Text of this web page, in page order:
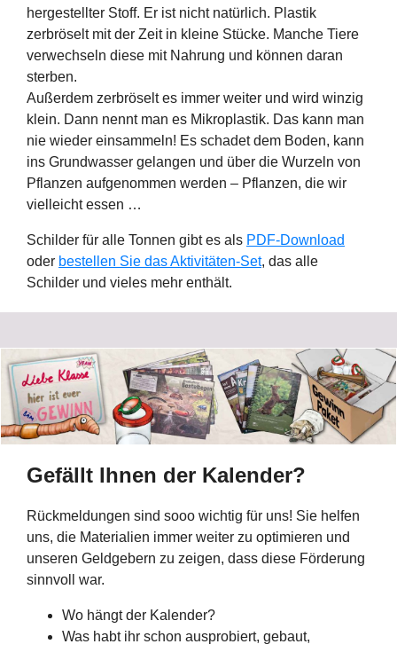
hergestellter Stoff. Er ist nicht natürlich. Plastik
zerbröselt mit der Zeit in kleine Stücke. Manche Tiere
verwechseln diese mit Nahrung und können daran
sterben.
Außerdem zerbröselt es immer weiter und wird winzig
klein. Dann nennt man es Mikroplastik. Das kann man
nie wieder einsammeln! Es schadet dem Boden, kann
ins Grundwasser gelangen und über die Wurzeln von
Pflanzen aufgenommen werden – Pflanzen, die wir
vielleicht essen …
Schilder für alle Tonnen gibt es als PDF-Download
oder bestellen Sie das Aktivitäten-Set, das alle
Schilder und vieles mehr enthält.
Gefällt Ihnen der Kalender?
Rückmeldungen sind sooo wichtig für uns! Sie helfen
uns, die Materialien immer weiter zu optimieren und
unseren Geldgebern zu zeigen, dass diese Förderung
sinnvoll war.
Wo hängt der Kalender?
Was habt ihr schon ausprobiert, gebaut,